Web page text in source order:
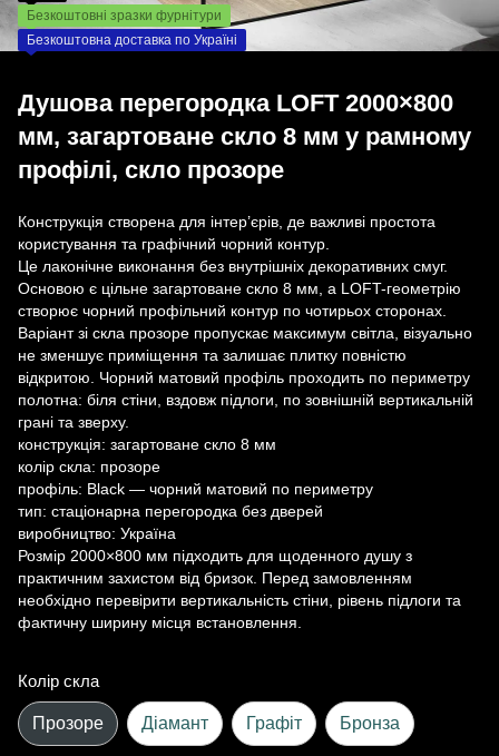
Безкоштовні зразки фурнітури
Безкоштовна доставка по Україні
Душова перегородка LOFT 2000×800
мм, загартоване скло 8 мм у рамному
профілі, скло прозоре
Конструкція створена для інтер’єрів, де важливі простота
користування та графічний чорний контур.
Це лаконічне виконання без внутрішніх декоративних смуг.
Основою є цільне загартоване скло 8 мм, а LOFT-геометрію
створює чорний профільний контур по чотирьох сторонах.
Варіант зі скла прозоре пропускає максимум світла, візуально
не зменшує приміщення та залишає плитку повністю
відкритою. Чорний матовий профіль проходить по периметру
полотна: біля стіни, вздовж підлоги, по зовнішній вертикальній
грані та зверху.
конструкція: загартоване скло 8 мм
колір скла: прозоре
профіль: Black — чорний матовий по периметру
тип: стаціонарна перегородка без дверей
виробництво: Україна
Розмір 2000×800 мм підходить для щоденного душу з
практичним захистом від бризок. Перед замовленням
необхідно перевірити вертикальність стіни, рівень підлоги та
фактичну ширину місця встановлення.
Колір скла
Прозоре Діамант Графіт Бронза